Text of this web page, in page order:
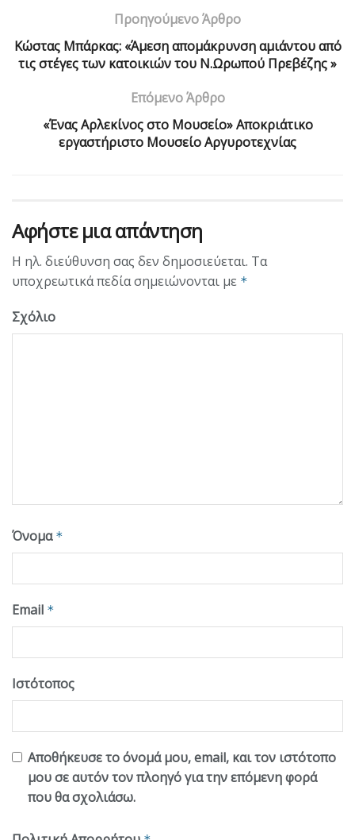
Προηγούμενο Άρθρο
Kώστας Μπάρκας: «Άμεση απομάκρυνση αμιάντου από
τις στέγες των κατοικιών του Ν.Ωρωπού Πρεβέζης »
Επόμενο Άρθρο
«Ένας Αρλεκίνος στο Μουσείο» Αποκριάτικο
εργαστήριστο Μουσείο Αργυροτεχνίας
Αφήστε μια απάντηση
Η ηλ. διεύθυνση σας δεν δημοσιεύεται. Τα
υποχρεωτικά πεδία σημειώνονται με *
Σχόλιο
Όνομα *
Email *
Ιστότοπος
Αποθήκευσε το όνομά μου, email, και τον ιστότοπο
μου σε αυτόν τον πλοηγό για την επόμενη φορά
που θα σχολιάσω.